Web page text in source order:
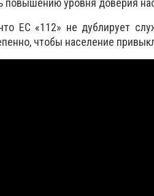
повышению уровня доверия
ЕС «112» не дублирует
чтобы население